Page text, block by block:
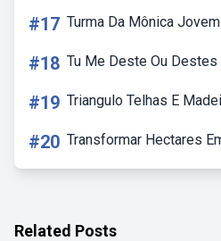
#17 Turma Da Mônica
#18 Tu Me Deste Ou Destes
#19 Triangulo Telhas E
#20 Transformar Hectares
Related Posts